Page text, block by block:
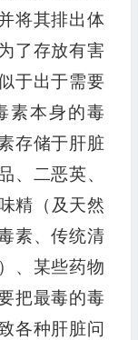
将其排出体
了存放有害
于出于需要
素本身的毒
存储于肝脏
、二恶英、
精（及天然
素、传统清
、某些药物
把最毒的毒
各种肝脏问